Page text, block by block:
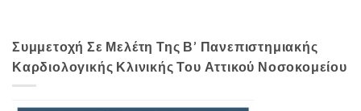
Συμμετοχή Σε Μελέτη Της Β’ Πανεπιστημιακής
Καρδιολογικής Κλινικής Του Αττικού Νοσοκομείου